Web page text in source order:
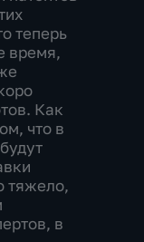
теперь
время,
Как
что в
тяжело,
в